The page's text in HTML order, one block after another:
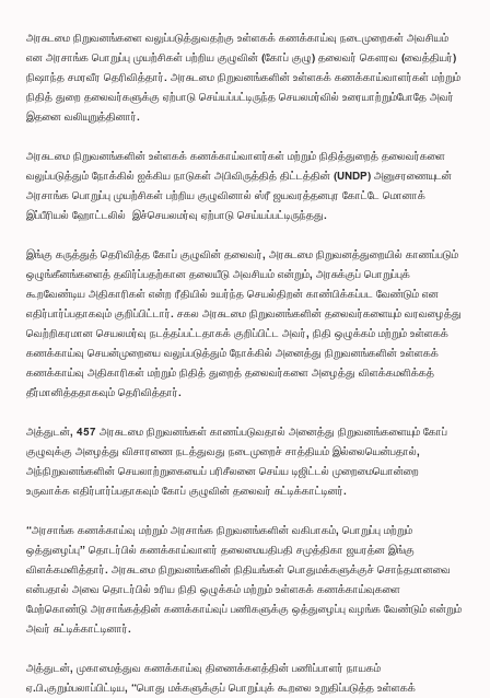
அரசுடமை நிறுவனங்களை வலுப்படுத்துவதற்கு உள்ளகக் கணக்காய்வு நடைமுறைகள் அவசியம்
என அரசாங்க பொறுப்பு முயற்சிகள் பற்றிய குழுவின் (கோப் குழு) தலைவர் கௌரவ (வைத்தியர்)
நிஷாந்த சமரவீர தெரிவித்தார். அரசுடமை நிறுவனங்களின் உள்ளகக் கணக்காய்வாளர்கள் மற்றும்
நிதித் துறை தலைவர்களுக்கு ஏற்பாடு செய்யப்பட்டிருந்த செயலமர்வில் உரையாற்றும்போதே அவர்
இதனை வலியுறுத்தினார்.
அரசுடமை நிறுவனங்களின் உள்ளகக் கணக்காய்வாளர்கள் மற்றும் நிதித்துறைத் தலைவர்களை
வலுப்படுத்தும் நோக்கில் ஐக்கிய நாடுகள் அபிவிருத்தித் திட்டத்தின் (UNDP) அனுசரணையுடன்
அரசாங்க பொறுப்பு முயற்சிகள் பற்றிய குழுவினால் ஸ்ரீ ஜயவரத்தனபுர கோட்டே மொனாக்
இப்பீரியல் ஹோட்டலில் இச்செயலமர்வு ஏற்பாடு செய்யப்பட்டிருந்தது.
இங்கு கருத்துத் தெரிவித்த கோப் குழுவின் தலைவர், அரசுடமை நிறுவனத்துறையில் காணப்படும்
ஒழுங்கீனங்களைத் தவிர்ப்பதற்கான தலையீடு அவசியம் என்றும், அரசுக்குப் பொறுப்புக்
கூறவேண்டிய அதிகாரிகள் என்ற ரீதியில் உயர்ந்த செயல்திறன் காண்பிக்கப்பட வேண்டும் என
எதிர்பார்ப்பதாகவும் குறிப்பிட்டார். சகல அரசுடமை நிறுவனங்களின் தலைவர்களையும் வரவழைத்து
வெற்றிகரமான செயலமர்வு நடத்தப்பட்டதாகக் குறிப்பிட்ட அவர், நிதி ஒழுக்கம் மற்றும் உள்ளகக்
கணக்காய்வு செயன்முறையை வலுப்படுத்தும் நோக்கில் அனைத்து நிறுவனங்களின் உள்ளகக்
கணக்காய்வு அதிகாரிகள் மற்றும் நிதித் துறைத் தலைவர்களை அழைத்து விளக்கமளிக்கத்
தீர்மானித்ததாகவும் தெரிவித்தார்.
அத்துடன், 457 அரசுடமை நிறுவனங்கள் காணப்படுவதால் அனைத்து நிறுவனங்களையும் கோப்
குழுவுக்கு அழைத்து விசாரணை நடத்துவது நடைமுறைச் சாத்தியம் இல்லையென்பதால்,
அந்நிறுவனங்களின் செயலாற்றுகையைப் பரிசீலனை செய்ய டிஜிட்டல் முறைமையொன்றை
உருவாக்க எதிர்பார்ப்பதாகவும் கோப் குழுவின் தலைவர் சுட்டிக்காட்டினர்.
“அரசாங்க கணக்காய்வு மற்றும் அரசாங்க நிறுவனங்களின் வகிபாகம், பொறுப்பு மற்றும்
ஒத்துழைப்பு” தொடர்பில் கணக்காய்வாளர் தலைமையதிபதி சமுத்திகா ஜயரத்ன இங்கு
விளக்கமளித்தார். அரசுடமை நிறுவனங்களின் நிதியங்கள் பொதுமக்களுக்குச் சொந்தமானவை
என்பதால் அவை தொடர்பில் உரிய நிதி ஒழுக்கம் மற்றும் உள்ளகக் கணக்காய்வுகளை
மேற்கொண்டு அரசாங்கத்தின் கணக்காய்வுப் பணிகளுக்கு ஒத்துழைப்பு வழங்க வேண்டும் என்றும்
அவர் சுட்டிக்காட்டினார்.
அத்துடன், முகாமைத்துவ கணக்காய்வு திணைக்களத்தின் பணிப்பாளர் நாயகம்
ஏ.பி.குறும்பலாப்பிட்டிய, “பொது மக்களுக்குப் பொறுப்புக் கூறலை உறுதிப்படுத்த உள்ளகக்